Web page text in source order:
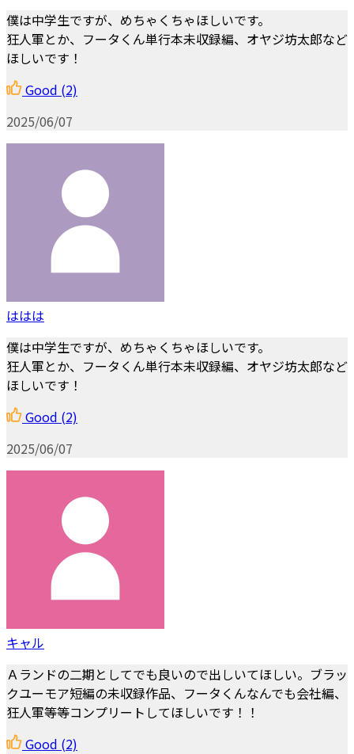
僕は中学生ですが、めちゃくちゃほしいです。
狂人軍とか、フータくん単行本未収録編、オヤジ坊太郎など
ほしいです！
Good (2)
2025/06/07
ははは
僕は中学生ですが、めちゃくちゃほしいです。
狂人軍とか、フータくん単行本未収録編、オヤジ坊太郎など
ほしいです！
Good (2)
2025/06/07
キャル
Ａランドの二期としてでも良いので出しいてほしい。ブラッ
クユーモア短編の未収録作品、フータくんなんでも会社編、
狂人軍等等コンプリートしてほしいです！！
Good (2)